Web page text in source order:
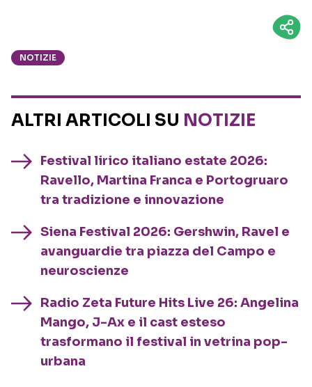
NOTIZIE
ALTRI ARTICOLI SU NOTIZIE
Festival lirico italiano estate 2026:
Ravello, Martina Franca e Portogruaro
tra tradizione e innovazione
Siena Festival 2026: Gershwin, Ravel e
avanguardie tra piazza del Campo e
neuroscienze
Radio Zeta Future Hits Live 26: Angelina
Mango, J-Ax e il cast esteso
trasformano il festival in vetrina pop-
urbana